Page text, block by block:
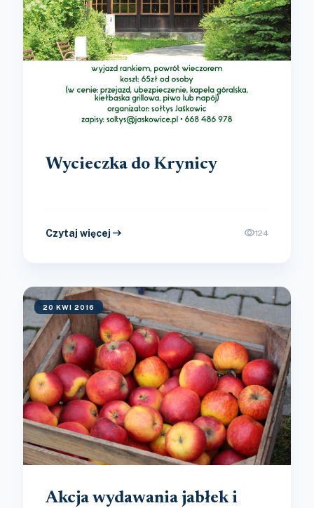
Wycieczka do Krynicy
Czytaj więcej arrow_right_alt visibility124
20 KWI 2016
Akcja wydawania jabłek i